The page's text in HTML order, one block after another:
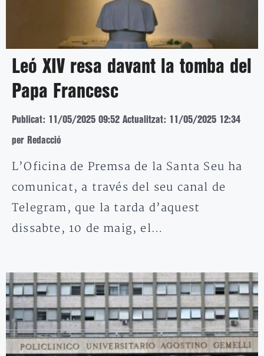
Leó XIV resa davant la tomba del
Papa Francesc
Publicat: 11/05/2025 09:52 Actualitzat: 11/05/2025 12:34
per Redacció
L’Oficina de Premsa de la Santa Seu ha
comunicat, a través del seu canal de
Telegram, que la tarda d’aquest
dissabte, 10 de maig, el…